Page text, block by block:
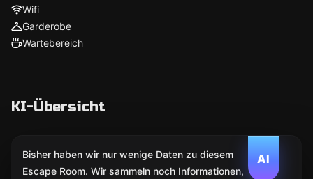
Wifi
Garderobe
Wartebereich
KI-Übersicht
AI
Bisher haben wir nur wenige Daten zu diesem
Escape Room. Wir sammeln noch Informationen,